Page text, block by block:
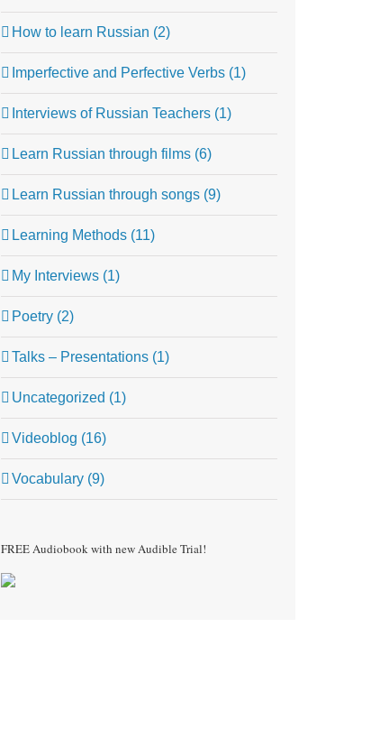
How to learn Russian (2)
Imperfective and Perfective Verbs (1)
Interviews of Russian Teachers (1)
Learn Russian through films (6)
Learn Russian through songs (9)
Learning Methods (11)
My Interviews (1)
Poetry (2)
Talks – Presentations (1)
Uncategorized (1)
Videoblog (16)
Vocabulary (9)
FREE Audiobook with new Audible Trial!